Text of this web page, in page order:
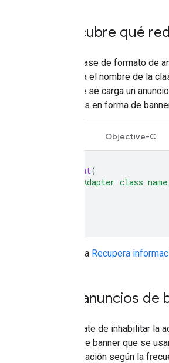
Descubre qué
Cada clase de formato de
muestra el nombre de la
vez que se carga un
anuncios en forma de
Objective-C
print(
"Adapter class
Consulta Recupera
Usa anuncios
Asegúrate de inhabilitar la
forma de banner que se
actualización según la